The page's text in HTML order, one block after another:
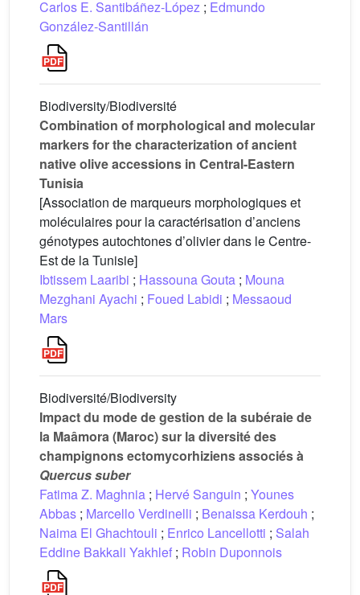
Carlos E. Santibáñez-López ; Edmundo
González-Santillán
Biodiversity/Biodiversité
Combination of morphological and molecular
markers for the characterization of ancient
native olive accessions in Central-Eastern
Tunisia
[Association de marqueurs morphologiques et
moléculaires pour la caractérisation d’anciens
génotypes autochtones d’olivier dans le Centre-
Est de la Tunisie]
Ibtissem Laaribi ; Hassouna Gouta ; Mouna
Mezghani Ayachi ; Foued Labidi ; Messaoud
Mars
Biodiversité/Biodiversity
Impact du mode de gestion de la subéraie de
la Maâmora (Maroc) sur la diversité des
champignons ectomycorhiziens associés à
Quercus suber
Fatima Z. Maghnia ; Hervé Sanguin ; Younes
Abbas ; Marcello Verdinelli ; Benaissa Kerdouh ;
Naima El Ghachtouli ; Enrico Lancellotti ; Salah
Eddine Bakkali Yakhlef ; Robin Duponnois